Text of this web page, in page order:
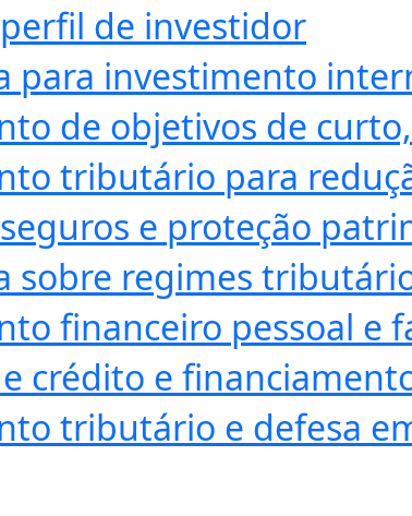
de investidor
para investimento
de objetivos de
tributário para
e proteção
sobre regimes
financeiro pessoal e
crédito e
tributário e defesa